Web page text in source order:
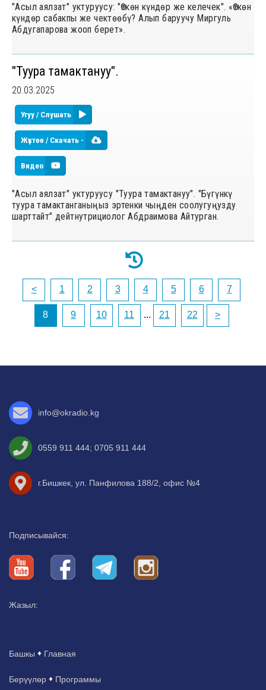
"Асыл аялзат" уктуруусу: "Өткөн күндөр же келечек". «Өткөн
күндөр сабакпы же чектөөбү? Алып баруучу Миргуль
Абдугапарова жооп берет».
"Туура тамактануу".
20.03.2025
Угуу / Слушать
Жүктөө / Скачать -
Видео
"Асыл аялзат" уктуруусу "Туура тамактануу". "Бүгүнкү
туура тамактанганыңыз эртенки чыңден соолугуңузду
шарттайт" дейтнутрициолог Абдраимова Айтурган.
< 1 2 3 4 5 6 7
8 9 10 11 ... 21 22 >
info@okradio.kg
0559 911 444; 0705 911 444
г.Бишкек, ул. Панфилова 188/2, офис №4
Подписывайся:
Жазыл:
Башкы Главная
Берүүлөр Программы